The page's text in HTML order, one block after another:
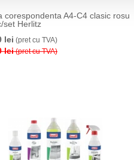
corespondenta A4-C4 clasic rosu
set Herlitz
lei (pret cu TVA)
lei(pret cu TVA)